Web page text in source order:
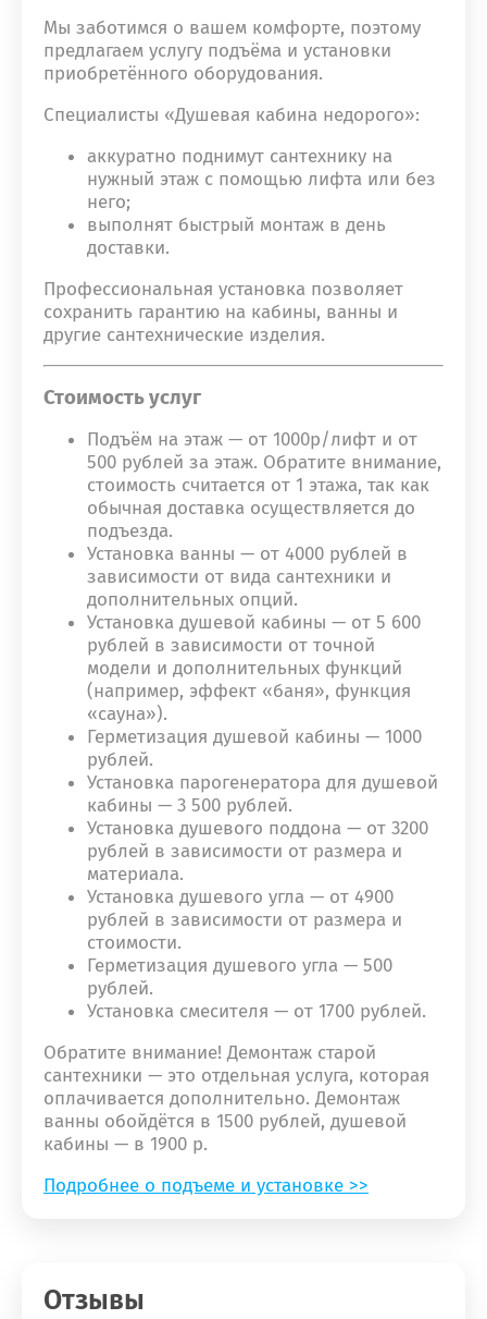
Мы заботимся о вашем комфорте, поэтому
предлагаем услугу подъёма и установки
приобретённого оборудования.
Специалисты «Душевая кабина недорого»:
аккуратно поднимут сантехнику на
нужный этаж с помощью лифта или без
него;
выполнят быстрый монтаж в день
доставки.
Профессиональная установка позволяет
сохранить гарантию на кабины, ванны и
другие сантехнические изделия.
Стоимость услуг
Подъём на этаж — от 1000р/лифт и от
500 рублей за этаж. Обратите внимание,
стоимость считается от 1 этажа, так как
обычная доставка осуществляется до
подъезда.
Установка ванны — от 4000 рублей в
зависимости от вида сантехники и
дополнительных опций.
Установка душевой кабины — от 5 600
рублей в зависимости от точной
модели и дополнительных функций
(например, эффект «баня», функция
«сауна»).
Герметизация душевой кабины — 1000
рублей.
Установка парогенератора для душевой
кабины — 3 500 рублей.
Установка душевого поддона — от 3200
рублей в зависимости от размера и
материала.
Установка душевого угла — от 4900
рублей в зависимости от размера и
стоимости.
Герметизация душевого угла — 500
рублей.
Установка смесителя — от 1700 рублей.
Обратите внимание! Демонтаж старой
сантехники — это отдельная услуга, которая
оплачивается дополнительно. Демонтаж
ванны обойдётся в 1500 рублей, душевой
кабины — в 1900 р.
Подробнее о подъеме и установке >>
Отзывы